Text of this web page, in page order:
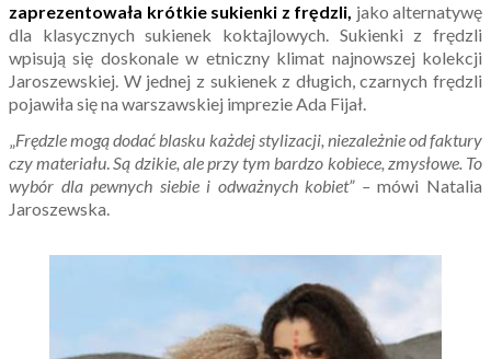
zaprezentowała krótkie sukienki z frędzli, jako alternatywę
dla klasycznych sukienek koktajlowych. Sukienki z frędzli
wpisują się doskonale w etniczny klimat najnowszej kolekcji
Jaroszewskiej. W jednej z sukienek z długich, czarnych frędzli
pojawiła się na warszawskiej imprezie Ada Fijał.
„Frędzle mogą dodać blasku każdej stylizacji, niezależnie odfaktury
czy materiału.Są dzikie, ale przy tym bardzo kobiece, zmysłowe. To
wybór dla pewnych siebie i odważnych kobiet” –mówi Natalia
Jaroszewska.